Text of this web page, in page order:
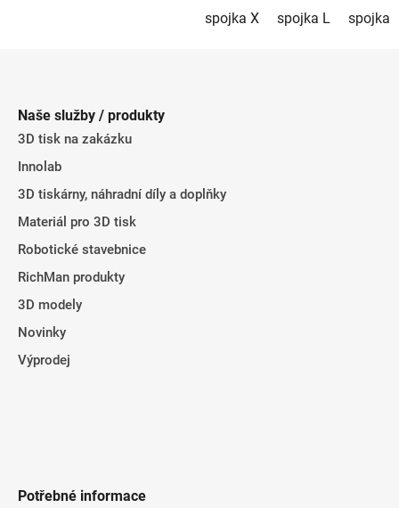
spojka X spojka L spojka
Naše služby / produkty
3D tisk na zakázku
Innolab
3D tiskárny, náhradní díly a doplňky
Materiál pro 3D tisk
Robotické stavebnice
RichMan produkty
3D modely
Novinky
Výprodej
Potřebné informace